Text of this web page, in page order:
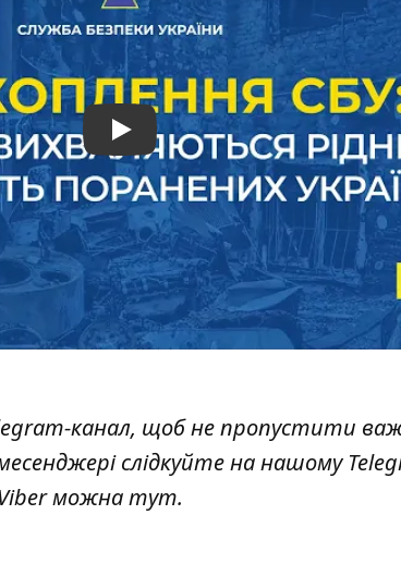
Play
канал, щоб не пропустити
слідкуйте на нашому
можнатут.